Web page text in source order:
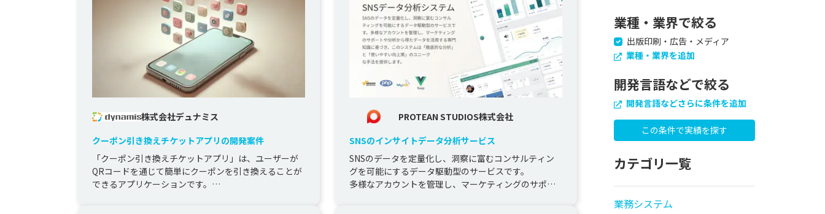
株式会社デュナミス
クーポン引き換えチケットアプリの開発案件
「クーポン引き換えチケットアプリ」は、ユーザーが
QRコードを通じて簡単にクーポンを引き換えることが
できるアプリケーションです。
PROTEAN STUDIOS株式会社
SNSのインサイトデータ分析サービス
SNSのデータを定量化し、洞察に富むコンサルティン
グを可能にするデータ駆動型のサービスです。
多様なアカウントを管理し、マーケティングのサポー
業種・業界で絞る
出版印刷・広告・メディア
業種・業界を追加
開発言語などで絞る
開発言語などさらに条件を追加
カテゴリ一覧
業務システム